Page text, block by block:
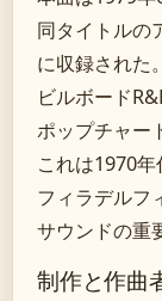
同タイトルの
に収録された
ビルボード
ポップチャー
これは1970年
フィラデルフ
サウンドの重
制作と作曲